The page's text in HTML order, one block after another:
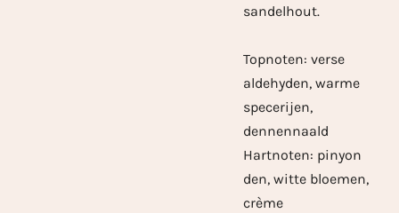
sandelhout.
Topnoten: verse
aldehyden, warme
specerijen,
dennennaald
Hartnoten: pinyon
den, witte bloemen,
crème